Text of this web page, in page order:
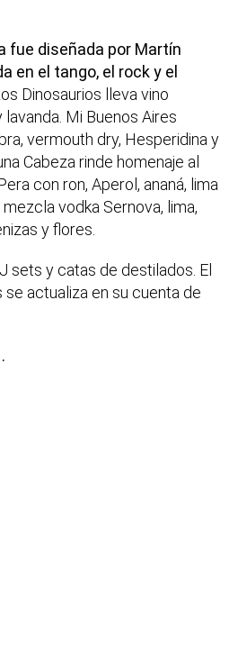
fue diseñada por Martín
en el tango, el rock y el
Dinosaurios lleva vino
Mi Buenos Aires
vermouth dry, Hesperidina y
Cabeza rinde homenaje al
con ron, Aperol, ananá, lima
vodka Sernova, lima,
y flores.
sets y catas de destilados. El
actualiza en su cuenta de